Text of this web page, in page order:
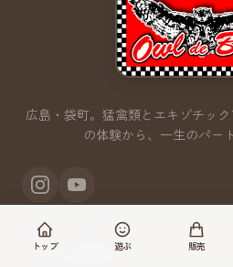
広島・袋町。猛禽類とエキゾチック
の体験から、一生のパー
サービス案内
トップ 遊ぶ 販売